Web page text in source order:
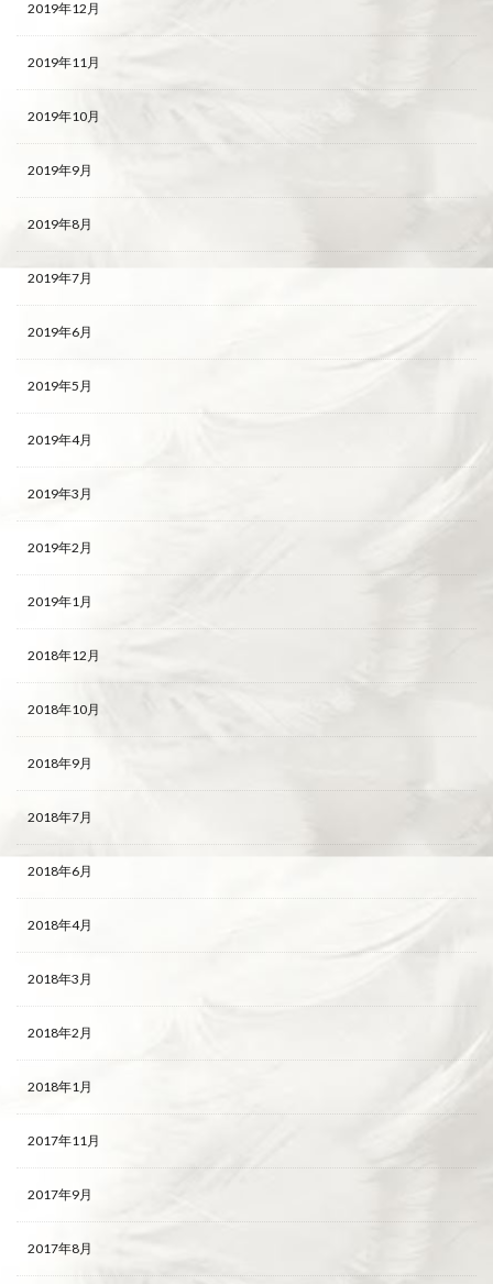
2019年12月
2019年11月
2019年10月
2019年9月
2019年8月
2019年7月
2019年6月
2019年5月
2019年4月
2019年3月
2019年2月
2019年1月
2018年12月
2018年10月
2018年9月
2018年7月
2018年6月
2018年4月
2018年3月
2018年2月
2018年1月
2017年11月
2017年9月
2017年8月